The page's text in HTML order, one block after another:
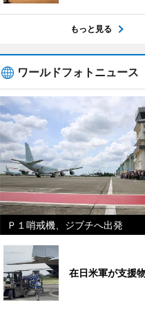
もっと見る
ワールドフォトニュース
Ｐ１哨戒機、ジブチへ出発
在日米軍が支援